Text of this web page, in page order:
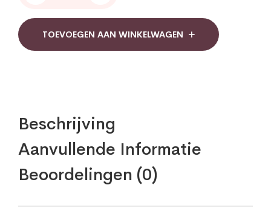
quantity
TOEVOEGEN AAN WINKELWAGEN
Beschrijving
Aanvullende Informatie
Beoordelingen (0)